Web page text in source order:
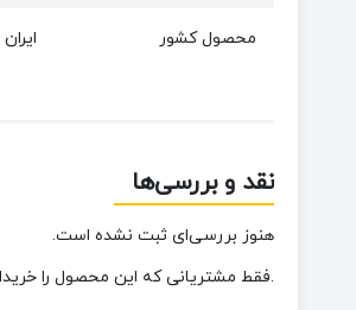
محصول کشور ایران
نقد و بررسی‌ها
هنوز بررسی‌ای ثبت نشده است.
.فقط مشتریانی که این محصول را